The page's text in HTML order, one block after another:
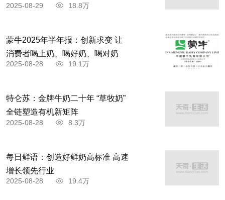
2025-08-29 18.8万
蒙牛2025年半年报：创新求变 让
消费者喝上奶、喝好奶、喝对奶
2025-08-28 19.1万
特仑苏：金牌牛奶二十年 “草牧奶”
全链塑造有机新矩阵
2025-08-28 8.3万
每日鲜语：创造好鲜奶高标准 高速
增长领先行业
2025-08-28 19.4万